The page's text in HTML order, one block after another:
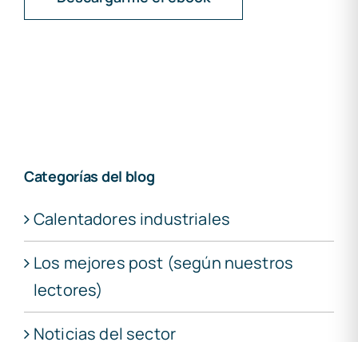
Categorías del blog
Calentadores industriales
Los mejores post (según nuestros
lectores)
Noticias del sector